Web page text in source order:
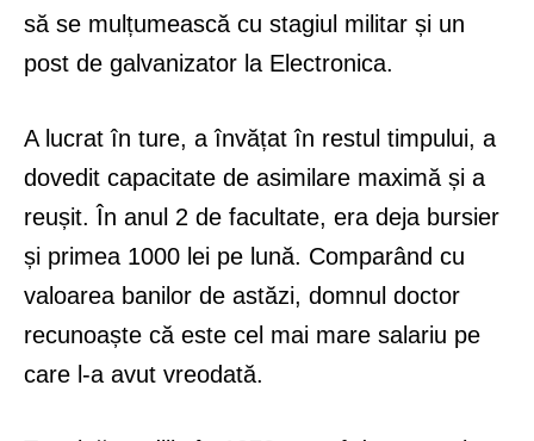
să se mulțumească cu stagiul militar și un
post de galvanizator la Electronica.
A lucrat în ture, a învățat în restul timpului, a
dovedit capacitate de asimilare maximă și a
reușit. În anul 2 de facultate, era deja bursier
și primea 1000 lei pe lună. Comparând cu
valoarea banilor de astăzi, domnul doctor
recunoaște că este cel mai mare salariu pe
care l-a avut vreodată.